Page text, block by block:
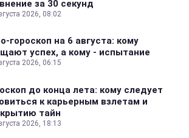
за 30 секунд
2026, 08:02
гороскоп на 6 августа: кому
успех, а кому - испытание
2026, 06:15
до конца лета: кому следует
к карьерным взлетам и
тайн
2026, 18:13